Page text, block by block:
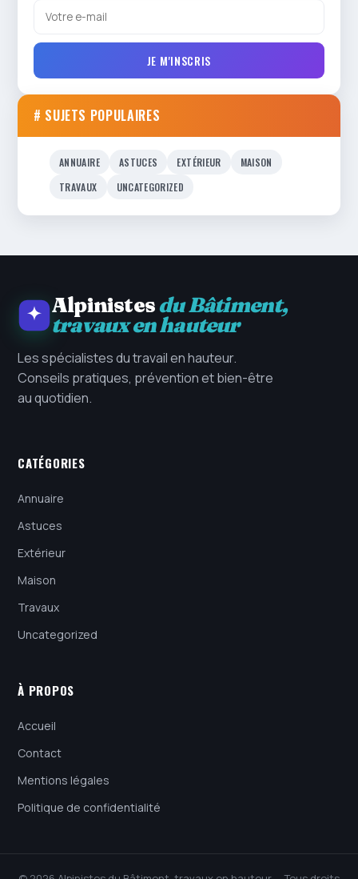
JE M'INSCRIS
# SUJETS POPULAIRES
ANNUAIRE ASTUCES EXTÉRIEUR
MAISON
TRAVAUX
UNCATEGORIZED
Alpinistesdu Bâtiment,
travaux en hauteur
Les spécialistes du travail en hauteur.
Conseils pratiques, prévention et bien-être
au quotidien.
CATÉGORIES
Annuaire
Astuces
Extérieur
Maison
Travaux
Uncategorized
À PROPOS
Accueil
Contact
Mentions légales
Politique de confidentialité